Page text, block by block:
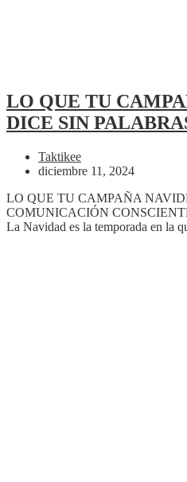
LO QUE TU
DICE SIN
Taktikee
diciembre 11, 2024
LO QUE TU CAMPAÑA
COMUNICACIÓN
La Navidad es la temporada en la